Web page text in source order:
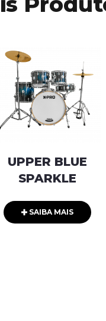
UPPER BLUE
SPARKLE
SAIBA MAIS